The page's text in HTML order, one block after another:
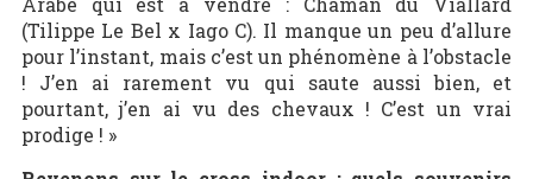
(Tilippe Le Bel x Iago C). Il manque un peu d’allure
pour l’instant, mais c’est un phénomène à l’obstacle
! J’en ai rarement vu qui saute aussi bien, et
pourtant, j’en ai vu des chevaux ! C’est un vrai
prodige ! »